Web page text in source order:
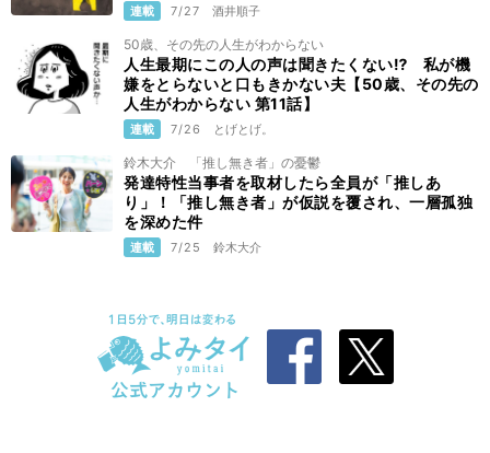
連載 7/27 酒井順子
50歳、その先の人生がわからない
人生最期にこの人の声は聞きたくない⁉ 私が機
嫌をとらないと口もきかない夫【50歳、その先の
人生がわからない 第11話】
連載 7/26 とげとげ。
鈴木大介 「推し無き者」の憂鬱
発達特性当事者を取材したら全員が「推しあ
り」！「推し無き者」が仮説を覆され、一層孤独
を深めた件
連載 7/25 鈴木大介